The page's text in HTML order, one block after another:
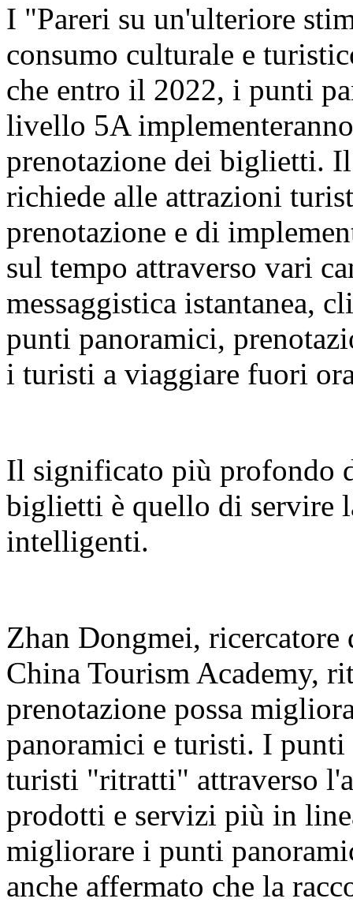
I "Pareri su un'ulteriore
consumo culturale e
che entro il 2022, i punti
livello 5A
prenotazione dei biglietti.
richiede alle attrazioni
prenotazione e di
sul tempo attraverso vari
messaggistica istantanea,
punti panoramici,
i turisti a viaggiare fuori
Il significato più profondo
biglietti è quello di servire
intelligenti.
Zhan Dongmei, ricercatore
China Tourism Academy,
prenotazione possa
panoramici e turisti. I
turisti "ritratti" attraverso
prodotti e servizi più in
migliorare i punti
anche affermato che la